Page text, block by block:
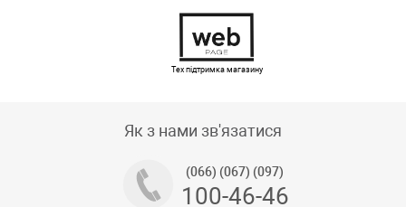
Тех підтримка магазину
Як з нами зв'язатися
(066) (067) (097)
100-46-46